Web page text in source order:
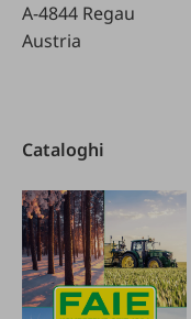
A-4844 Regau
Austria
Cataloghi